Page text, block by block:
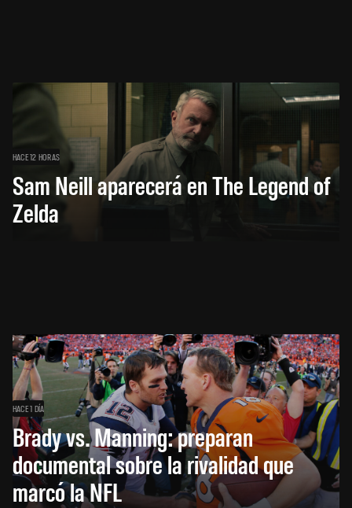
HACE 12 HORAS
Sam Neill aparecerá en The Legend of
Zelda
HACE 1 DÍA
Brady vs. Manning: preparan
documental sobre la rivalidad que
marcó la NFL